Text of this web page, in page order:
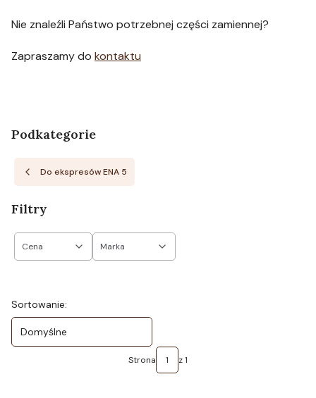
Nie znaleźli Państwo potrzebnej części zamiennej?
Zapraszamy do kontaktu
Podkategorie
Do ekspresów ENA 5
Filtry
Cena Marka
Lista produktów
Sortowanie:
Domyślne
Strona z 1